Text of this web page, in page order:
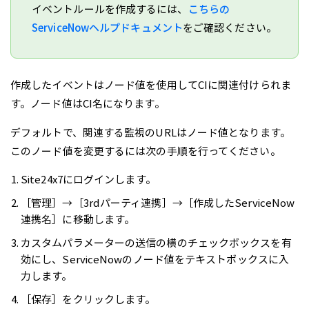
イベントルールを作成するには、 こちらの
ServiceNowヘルプドキュメントをご確認ください。
作成したイベントはノード値を使用してCIに関連付けられま
す。ノード値はCI名になります。
デフォルトで、関連する監視のURLはノード値となります。
このノード値を変更するには次の手順を行ってください。
Site24x7にログインします。
［管理］→［3rdパーティ連携］→［作成したServiceNow
連携名］に移動します。
カスタムパラメーターの送信の横のチェックボックスを有
効にし、ServiceNowのノード値をテキストボックスに入
力します。
［保存］をクリックします。